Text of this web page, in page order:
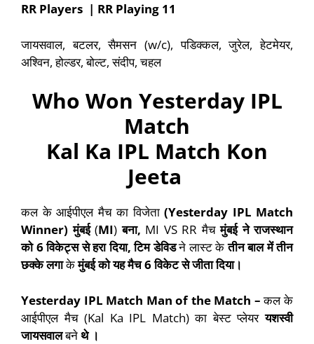
RR Players | RR Playing 11
जायसवाल, बटलर, सैमसन (w/c), पडिक्कल, जुरेल, हेटमेयर,
अश्विन, होल्डर, बोल्ट, संदीप, चहल
Who Won Yesterday IPL
Match
Kal Ka IPL Match Kon
Jeeta
कल के आईपीएल मैच का विजेता(Yesterday IPL Match
Winner) मुंबई (MI)बना, MI VS RR मैचमुंबईनेराजस्थान
को 6विकेट्स से हरा दिया,टिम डेविडने लास्ट केतीन बाल में तीन
छक्के लगाकेमुंबई को यह मैच 6 विकेट से जीता दिया।
Yesterday IPL Match Man of the Match –कल के
आईपीएल मैच (Kal Ka IPL Match) का बेस्ट प्लेयरयशस्वी
जायसवालबनेथे ।